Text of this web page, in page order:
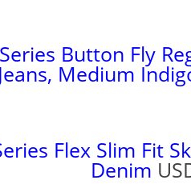
Button Fly
Jeans, Medium
Flex Slim Fit
Denim